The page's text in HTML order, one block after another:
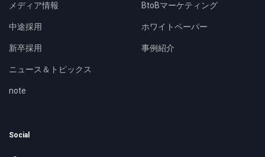
メディア情報
中途採用
新卒採用
ニュース＆トピックス
note
BtoBマーケティング
ホワイトペーパー
事例紹介
Social